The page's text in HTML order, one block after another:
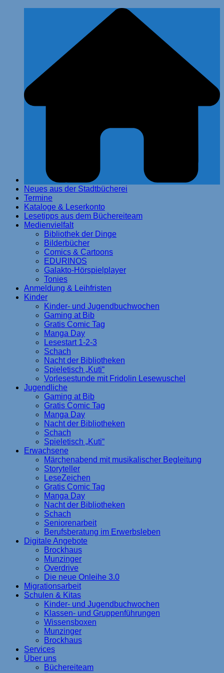
Neues aus der Stadtbücherei
Termine
Kataloge & Leserkonto
Lesetipps aus dem Büchereiteam
Medienvielfalt
Bibliothek der Dinge
Bilderbücher
Comics & Cartoons
EDURINOS
Galakto-Hörspielplayer
Tonies
Anmeldung & Leihfristen
Kinder
Kinder- und Jugendbuchwochen
Gaming at Bib
Gratis Comic Tag
Manga Day
Lesestart 1-2-3
Schach
Nacht der Bibliotheken
Spieletisch „Kuti“
Vorlesestunde mit Fridolin Lesewuschel
Jugendliche
Gaming at Bib
Gratis Comic Tag
Manga Day
Nacht der Bibliotheken
Schach
Spieletisch „Kuti“
Erwachsene
Märchenabend mit musikalischer Begleitung
Storyteller
LeseZeichen
Gratis Comic Tag
Manga Day
Nacht der Bibliotheken
Schach
Seniorenarbeit
Berufsberatung im Erwerbsleben
Digitale Angebote
Brockhaus
Munzinger
Overdrive
Die neue Onleihe 3.0
Migrationsarbeit
Schulen & Kitas
Kinder- und Jugendbuchwochen
Klassen- und Gruppenführungen
Wissensboxen
Munzinger
Brockhaus
Services
Über uns
Büchereiteam